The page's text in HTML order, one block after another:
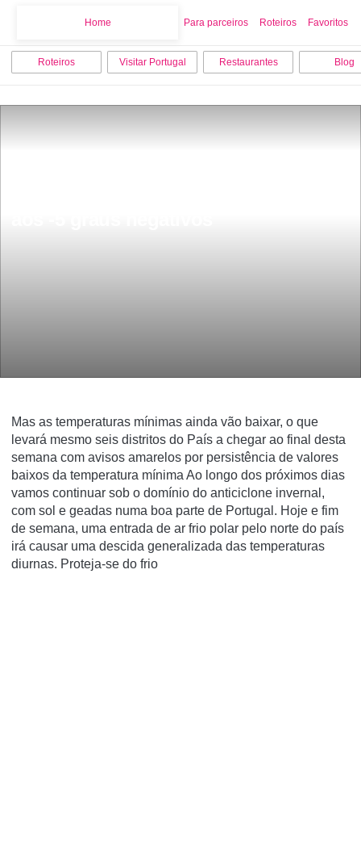
Home Para parceiros Roteiros Favoritos
Roteiros Visitar Portugal Restaurantes Blog
Mas as temperaturas mínimas ainda vão baixar, o que
levará mesmo seis distritos do País a chegar ao final desta
semana com avisos amarelos por persistência de valores
baixos da temperatura mínima Ao longo dos próximos dias
vamos continuar sob o domínio do anticiclone invernal,
com sol e geadas numa boa parte de Portugal. Hoje e fim
de semana, uma entrada de ar frio polar pelo norte do país
irá causar uma descida generalizada das temperaturas
diurnas. Proteja-se do frio